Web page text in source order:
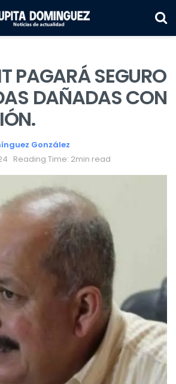
PAGARÁ SEGURO
DAÑADAS CON
González
Reading Time: 2min read